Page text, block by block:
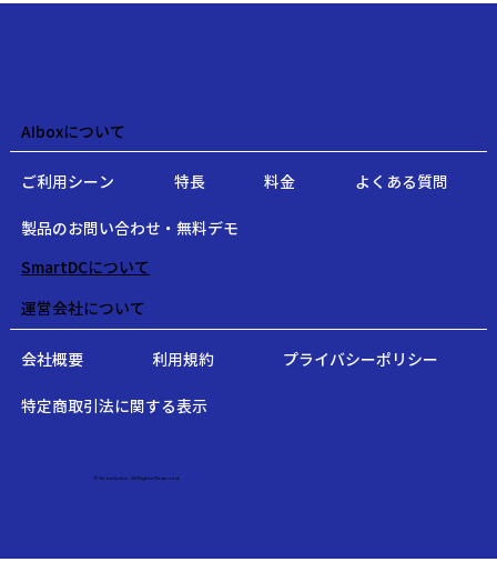
AIboxについて
SmartDCについて
運営会社について
会社概要 利用規約 プライバシーポリシー
特定商取引法に関する表示
ご利用シーン 特長 料金 よくある質問
製品のお問い合わせ・無料デモ
©Snowlysinc. All Rights Reserved.